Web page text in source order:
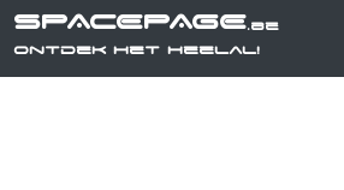
SPACEPAGE.be
Ontdek het heelal!